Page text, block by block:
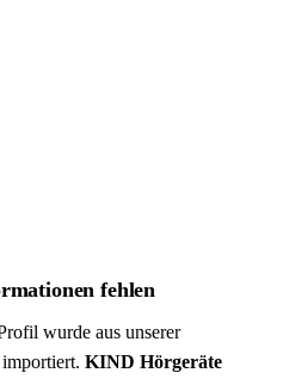
fehlen
wurde aus unserer
KIND Hörgeräte